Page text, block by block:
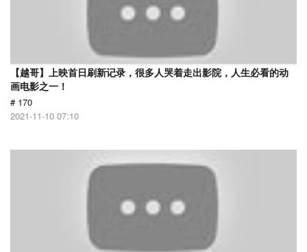
【越哥】上映首日刷新记录，很多人哭着走出影院，人生必看的动
画电影之一！
# 170
2021-11-10 07:10